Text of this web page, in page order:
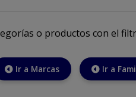
o productos con el
Ir a Marcas Ir a